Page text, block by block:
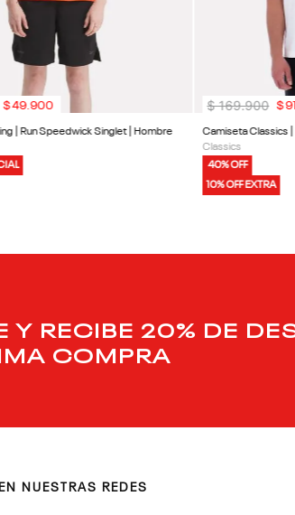
| Run Speedwick Singlet | Hombre
$49.900
Camiseta Classics
Classics
40% OFF
10% OFF EXTRA
$ 169.900 $91
Y RECIBE 20% DE
COMPRA
NUESTRAS REDES